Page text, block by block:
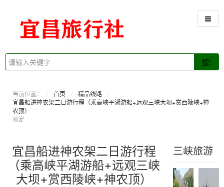
搜!
当前位置： 首页
精品线路
宜昌船进神农架二日游行程（乘高峡平湖游船+远观三峡大坝+赏西陵峡+神
农顶）
预定
宜昌船进神农架二日游行程
（乘高峡平湖游船+远观三峡
大坝+赏西陵峡+神农顶）
三峡旅游